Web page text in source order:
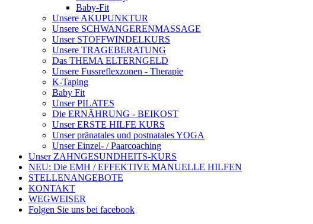
Baby-Fit
Unsere AKUPUNKTUR
Unsere SCHWANGERENMASSAGE
Unser STOFFWINDELKURS
Unsere TRAGEBERATUNG
Das THEMA ELTERNGELD
Unsere Fussreflexzonen - Therapie
K-Taping
Baby Fit
Unser PILATES
Die ERNÄHRUNG - BEIKOST
Unser ERSTE HILFE KURS
Unser pränatales und postnatales YOGA
Unser Einzel- / Paarcoaching
Unser ZAHNGESUNDHEITS-KURS
NEU: Die EMH / EFFEKTIVE MANUELLE HILFEN
STELLENANGEBOTE
KONTAKT
WEGWEISER
Folgen Sie uns bei facebook